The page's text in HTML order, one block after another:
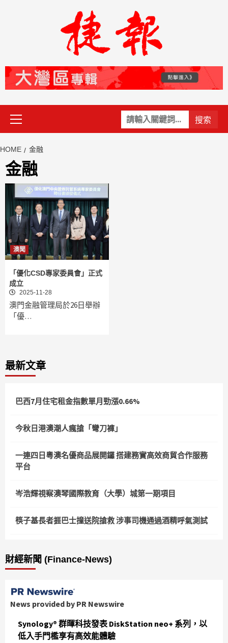
關
鍵
Primary
Menu
HOME ​​金融
​​金融
澳聞
「優化CSD專家委員會」正式
成立
2025-11-28
澳門金融管理局於26日舉辦
「優…
最新文章
巴西7月住宅租金指數單月勁漲0.66%
今秋日港澳潮人瘋搶「彎刀褲」
一連四日粵澳名優商品展開鑼 搭建務實高效商貿合作服務
平台
岑浩輝視察澳琴國際教育（大學）城第一期項目
筷子基長者捱巴士撞送院搶救 涉事司機通過酒精呼氣測試
財經新聞 (Finance-News)
News provided by PR Newswire
Synology® 群暉科技發表 DiskStation neo+ 系列，以
低入手門檻享有高效能體驗